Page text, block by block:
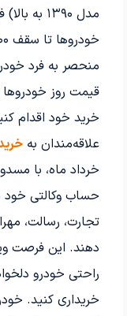
مدل ۱۳۹۰
منحصر به فرد
قیمت روز خودروها
خرید خود اقدام
علاقه‌مندان به
خرداد ماه، با
حساب وکالتی خود
تجارت، رسالت،
دهند. این فرصت
راحتی خودرو
خریداری کنید.